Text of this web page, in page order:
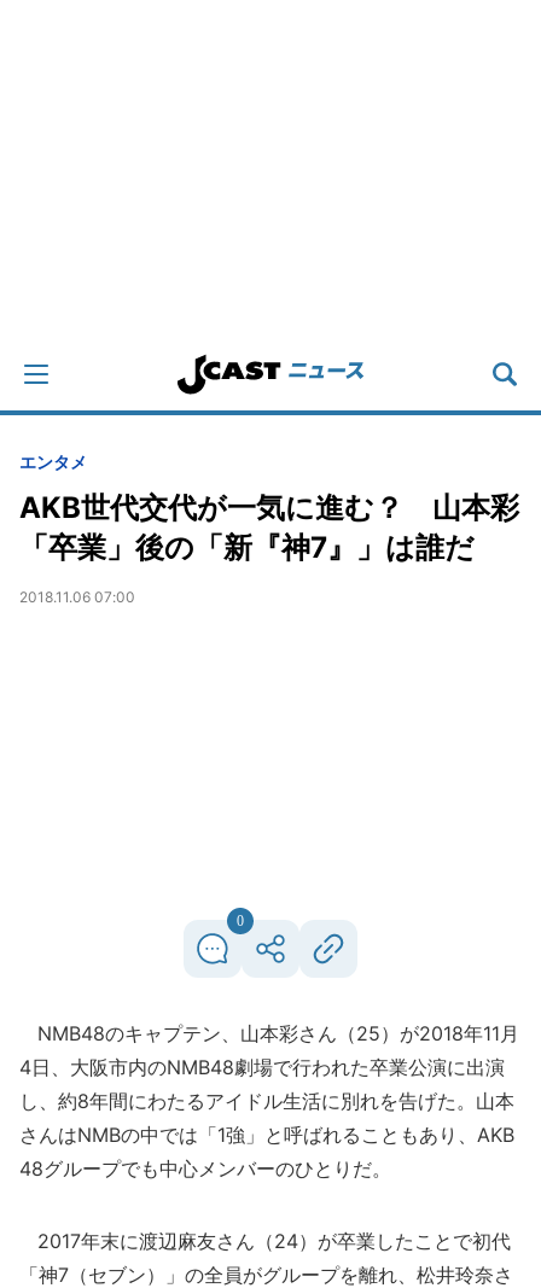
エンタメ
AKB世代交代が一気に進む？ 山本彩
「卒業」後の「新『神7』」は誰だ
2018.11.06 07:00
0
NMB48のキャプテン、山本彩さん（25）が2018年11月
4日、大阪市内のNMB48劇場で行われた卒業公演に出演
し、約8年間にわたるアイドル生活に別れを告げた。山本
さんはNMBの中では「1強」と呼ばれることもあり、AKB
48グループでも中心メンバーのひとりだ。
2017年末に渡辺麻友さん（24）が卒業したことで初代
「神7（セブン）」の全員がグループを離れ、松井玲奈さ